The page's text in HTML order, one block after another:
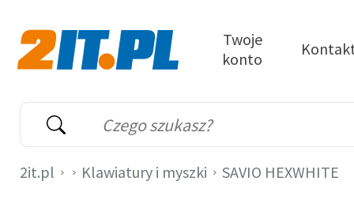
Wyszukiwarka
Słowo kluczowe
Twoje
konto
2it.pl Klawiatury i myszki SAVIO HEXWHITE